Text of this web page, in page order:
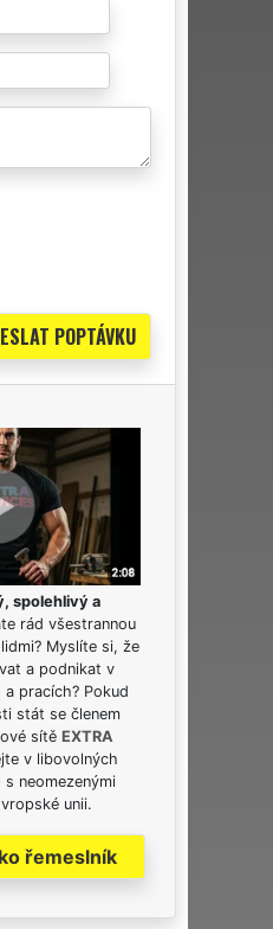
spolehlivý a
rád všestrannou
Myslíte si, že
a podnikat v
pracích? Pokud
stát se členem
sítě EXTRA
v libovolných
neomezenými
unii.
řemeslník